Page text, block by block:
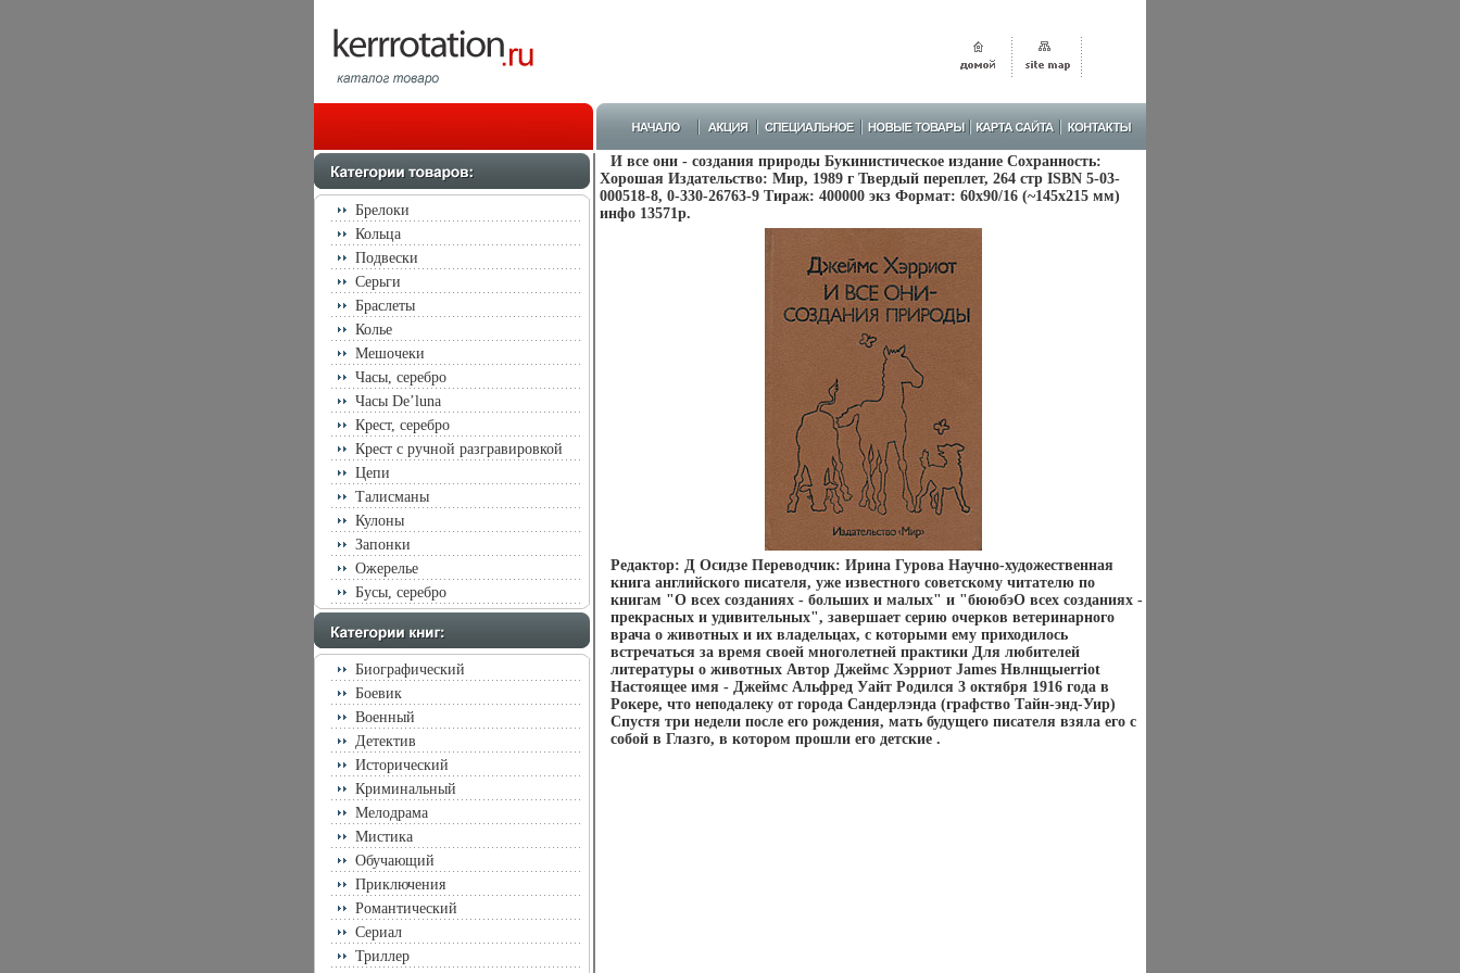
Брелоки
Кольца
Подвески
Серьги
Браслеты
Колье
Мешочеки
Часы, серебро
Часы De’luna
Крест, серебро
Крест с ручной разгравировкой
Цепи
Талисманы
Кулоны
Запонки
Ожерелье
Бусы, серебро
Биографический
Боевик
Военный
Детектив
Исторический
Криминальный
Мелодрама
Мистика
Обучающий
Приключения
Романтический
Сериал
Триллер
И все они - создания природы Букинистическое издание Сохранность:
Хорошая Издательство: Мир, 1989 г Твердый переплет, 264 стр ISBN 5-03-
000518-8, 0-330-26763-9 Тираж: 400000 экз Формат: 60x90/16 (~145х215 мм)
инфо 13571p.
Редактор: Д Осидзе Переводчик: Ирина Гурова Научно-художественная
книга английского писателя, уже известного советскому читателю по
книгам "О всех созданиях - больших и малых" и "бююбэО всех созданиях -
прекрасных и удивительных", завершает серию очерков ветеринарного
врача о животных и их владельцах, с которыми ему приходилось
встречаться за время своей многолетней практики Для любителей
литературы о животных Автор Джеймс Хэрриот James Hвлнщыerriot
Настоящее имя - Джеймс Альфред Уайт Родился 3 октября 1916 года в
Рокере, что неподалеку от города Сандерлэнда (графство Тайн-энд-Уир)
Спустя три недели после его рождения, мать будущего писателя взяла его с
собой в Глазго, в котором прошли его детские .